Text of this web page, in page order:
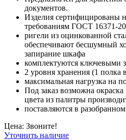
документов.
Изделия сертифицированы
требованиям ГОСТ 16371-
ригели из оцинкованной
обеспечивают бесшумный
запирание шкафа
комплектуются ключевыми
2 уровня хранения (1 полка
максимальная нагрузка на
Под заказ возможна
цвета из палитры
поставляются в
Цена: Звоните!
Уточнить наличие